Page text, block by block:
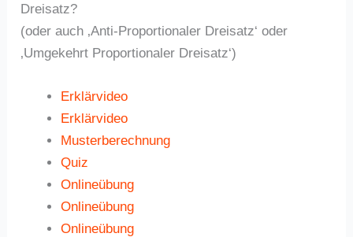
Dreisatz?
(oder auch ‚Anti-Proportionaler Dreisatz‘ oder
‚Umgekehrt Proportionaler Dreisatz‘)
Erklärvideo
Erklärvideo
Musterberechnung
Quiz
Onlineübung
Onlineübung
Onlineübung